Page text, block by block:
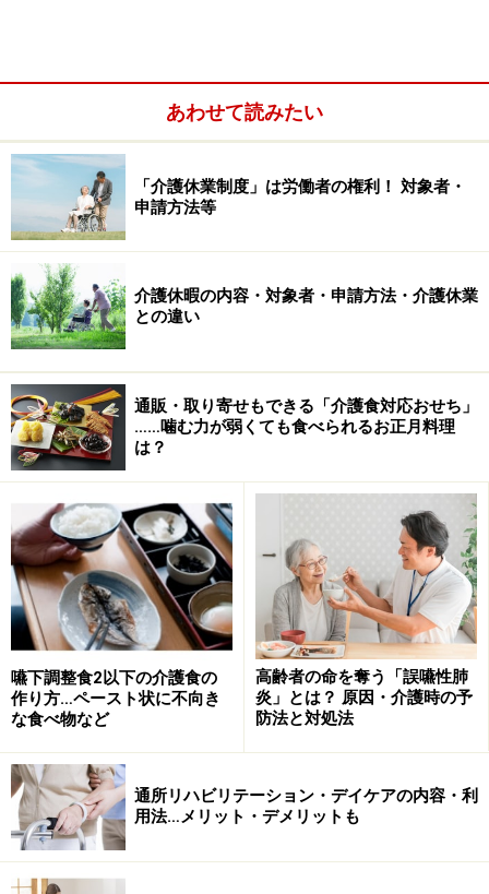
■食事中のポイント
介助する人の目の高さは、要介護者と同じ高さに。
正面ではなく、横に座る。
片マヒがある場合は、マヒの無い側に座って介助す
る。
ひと口食べた後には、飲み込んだのを必ず確認。
次々と口に入れると、
誤嚥の原因に。
口に入れる量は、一回につきスプーン一杯ぐらいが
目安。
一度に口に詰め込もうとするときは、ゆっくり食べ
るように注意したり、お茶を勧めるなどして気をそ
らす。
あわせて読みたい
「介護休業制度」は労働者の権利！ 対象者・
申請方法等
介護休暇の内容・対象者・申請方法・介護休業
との違い
通販・取り寄せもできる「介護食対応おせち」
……噛む力が弱くても食べられるお正月料理
は？
嚥下調整食2以下の介護食の
作り方…ペースト状に不向き
な食べ物など
高齢者の命を奪う「誤嚥性肺
炎」とは？ 原因・介護時の予
防法と対処法
通所リハビリテーション・デイケアの内容・利
用法…メリット・デメリットも